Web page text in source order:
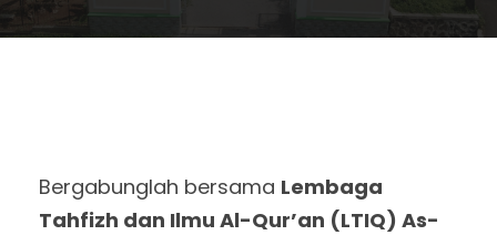
Bergabunglah bersama Lembaga
Tahfizh dan Ilmu Al-Qur’an (LTIQ) As-